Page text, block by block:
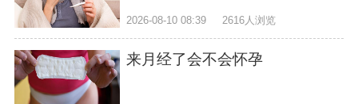
2026-08-10 08:39 2616人浏览
来月经了会不会怀孕